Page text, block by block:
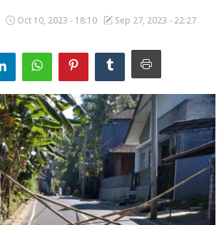
Oct 10, 2023 - 18:10 Sep 27, 2023 - 22:27